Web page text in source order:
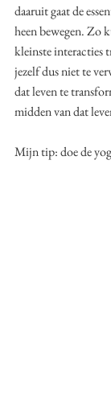
daaruit gaat de
heen bewegen. Zo
kleinste interacties
jezelf dus niet te
dat leven te
midden van dat
Mijn tip: doe de